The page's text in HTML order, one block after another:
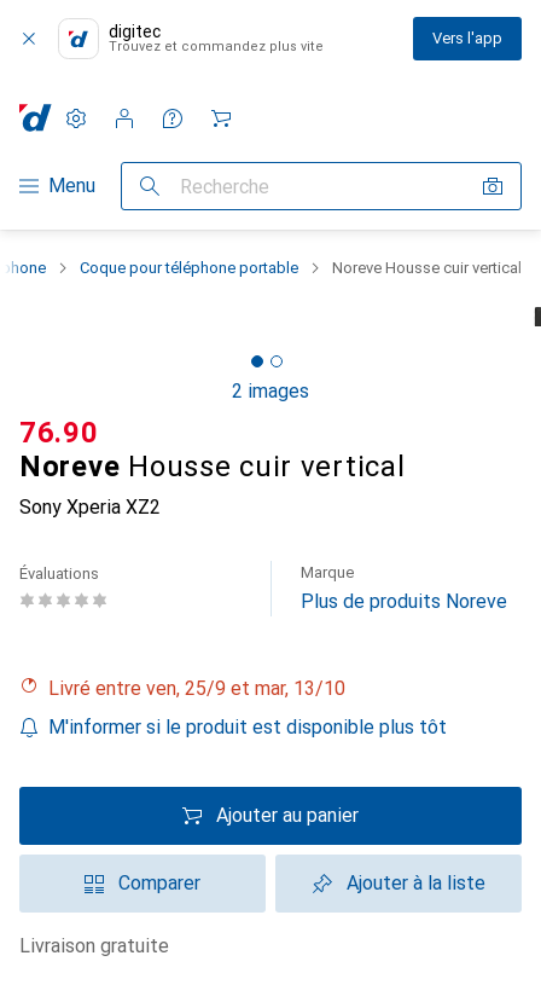
digitec
Trouvez et commandez plus vite Vers l'app
Navigation par catégorie
Menu Recherche
Paramètres
Compte client
Listes de comparaison
Listes d'envies
Panier
Coque pour téléphone portable Noreve Housse cuir vertical
2 images
Noreve Housse cuir vertical
Sony Xperia XZ2
CHF
76.90
Évaluations Marque
Plus de produits Noreve
Livré entre ven, 25/9 et mar, 13/10
M'informer si le produit est disponible plus tôt
Ajouter au panier
Comparer Ajouter à la liste
livraison gratuite